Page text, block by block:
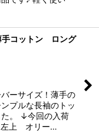
コットン ロング
ーサイズ！薄手の
プルな長袖のトッ
た。 ↓今回の入荷
左上 オリー…